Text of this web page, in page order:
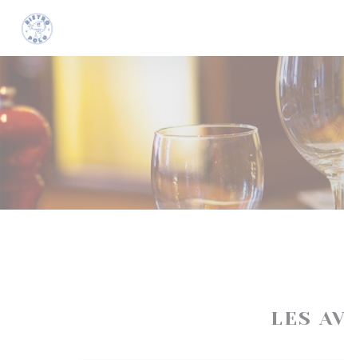
Personnalisation de vos choix en matière de cookies
LES